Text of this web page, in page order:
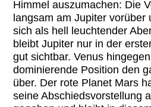
Himmel auszumachen: Die
langsam am Jupiter vorüber
sich als hell leuchtender
bleibt Jupiter nur in der
gut sichtbar. Venus
dominierende Position den
über. Der rote Planet Mars
seine Abschiedsvorstellung